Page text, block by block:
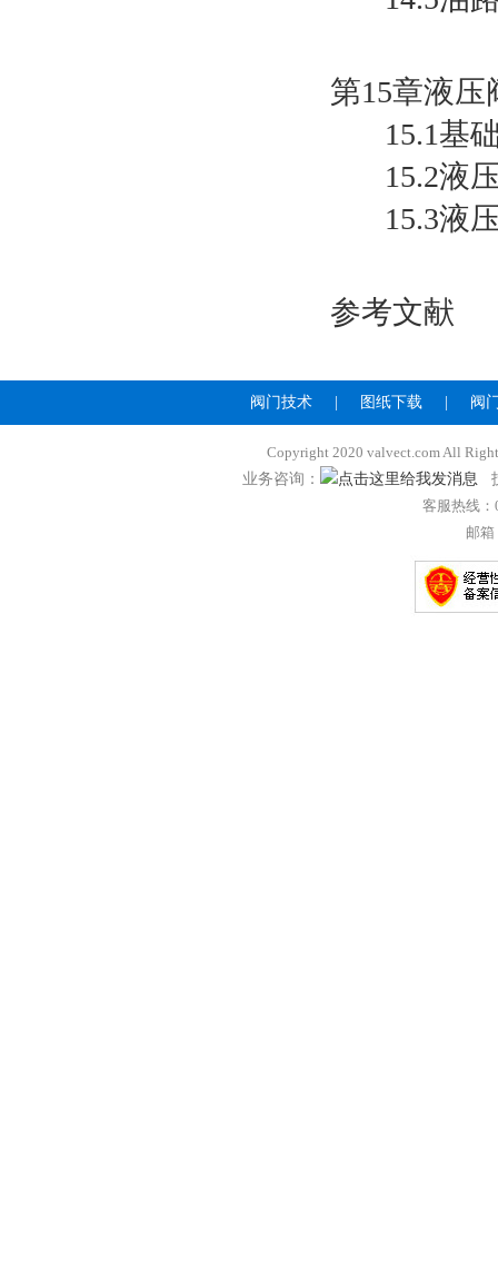
第15章液
15.1基础
15.2液压
15.3液压
参考文献
阀门技术 图纸下载 阀
Copyright 2020 valvect.com All
业务咨询：
客服热线：
邮箱